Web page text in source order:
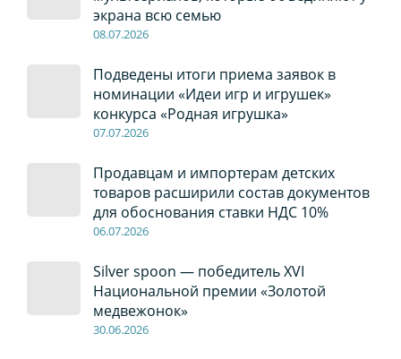
экрана всю семью
08.07.2026
Подведены итоги приема заявок в
номинации «Идеи игр и игрушек»
конкурса «Родная игрушка»
07.07.2026
Продавцам и импортерам детских
товаров расширили состав документов
для обоснования ставки НДС 10%
06.07.2026
Silver spoon — победитель XVI
Национальной премии «Золотой
медвежонок»
30.06.2026